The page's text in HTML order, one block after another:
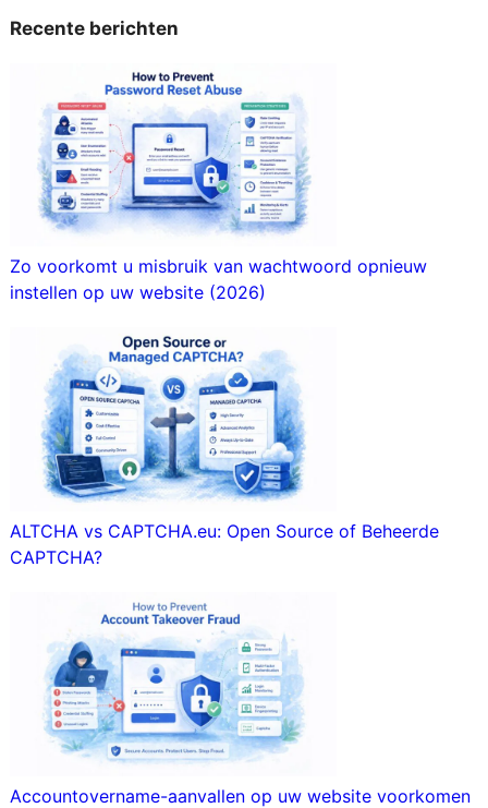
Recente berichten
Zo voorkomt u misbruik van wachtwoord opnieuw
instellen op uw website (2026)
ALTCHA vs CAPTCHA.eu: Open Source of Beheerde
CAPTCHA?
Accountovername-aanvallen op uw website voorkomen